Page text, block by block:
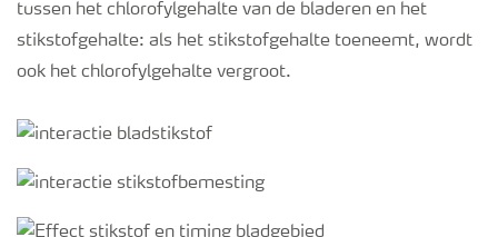
tussen het chlorofylgehalte van de bladeren en het
stikstofgehalte: als het stikstofgehalte toeneemt, wordt
ook het chlorofylgehalte vergroot.